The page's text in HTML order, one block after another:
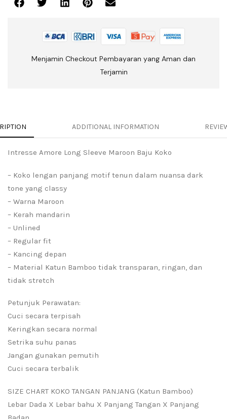
Menjamin Checkout Pembayaran yang Aman dan
Terjamin
ADDITIONAL INFORMATION
Intresse Amore Long Sleeve Maroon Baju Koko
– Koko lengan panjang motif tenun dalam nuansa dark
tone yang classy
– Warna Maroon
– Kerah mandarin
– Unlined
– Regular fit
– Kancing depan
– Material Katun Bamboo tidak transparan, ringan, dan
tidak stretch
Petunjuk Perawatan:
Cuci secara terpisah
Keringkan secara normal
Setrika suhu panas
Jangan gunakan pemutih
Cuci secara terbalik
SIZE CHART KOKO TANGAN PANJANG (Katun Bamboo)
Lebar Dada X Lebar bahu X Panjang Tangan X Panjang